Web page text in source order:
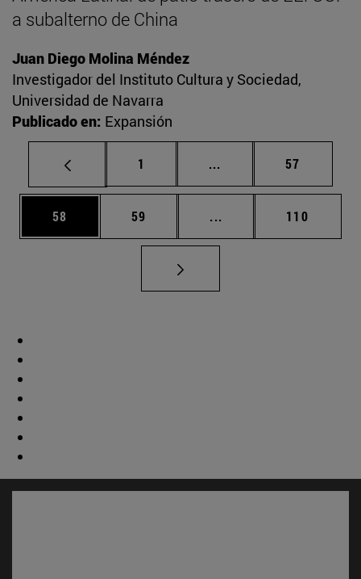
a subalterno de China
Juan Diego Molina Méndez
Investigador del Instituto Cultura y Sociedad,
Universidad de Navarra
Publicado en: Expansión
Página
1 ... Páginas intermedias
Página
57
Página
58 Página
59 ... Páginas intermedias
Página
110